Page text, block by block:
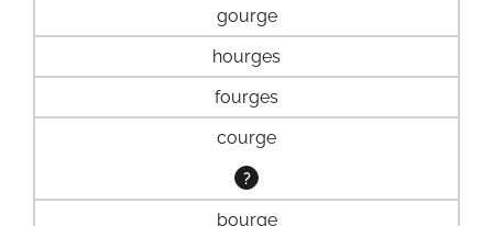
gourge
hourges
fourges
courge
?
bourge